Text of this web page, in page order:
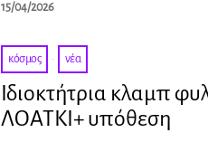
15/04/2026
κόσμος · νέα
Ιδιοκτήτρια κλαμπ
ΛΟΑΤΚΙ+ υπόθεση